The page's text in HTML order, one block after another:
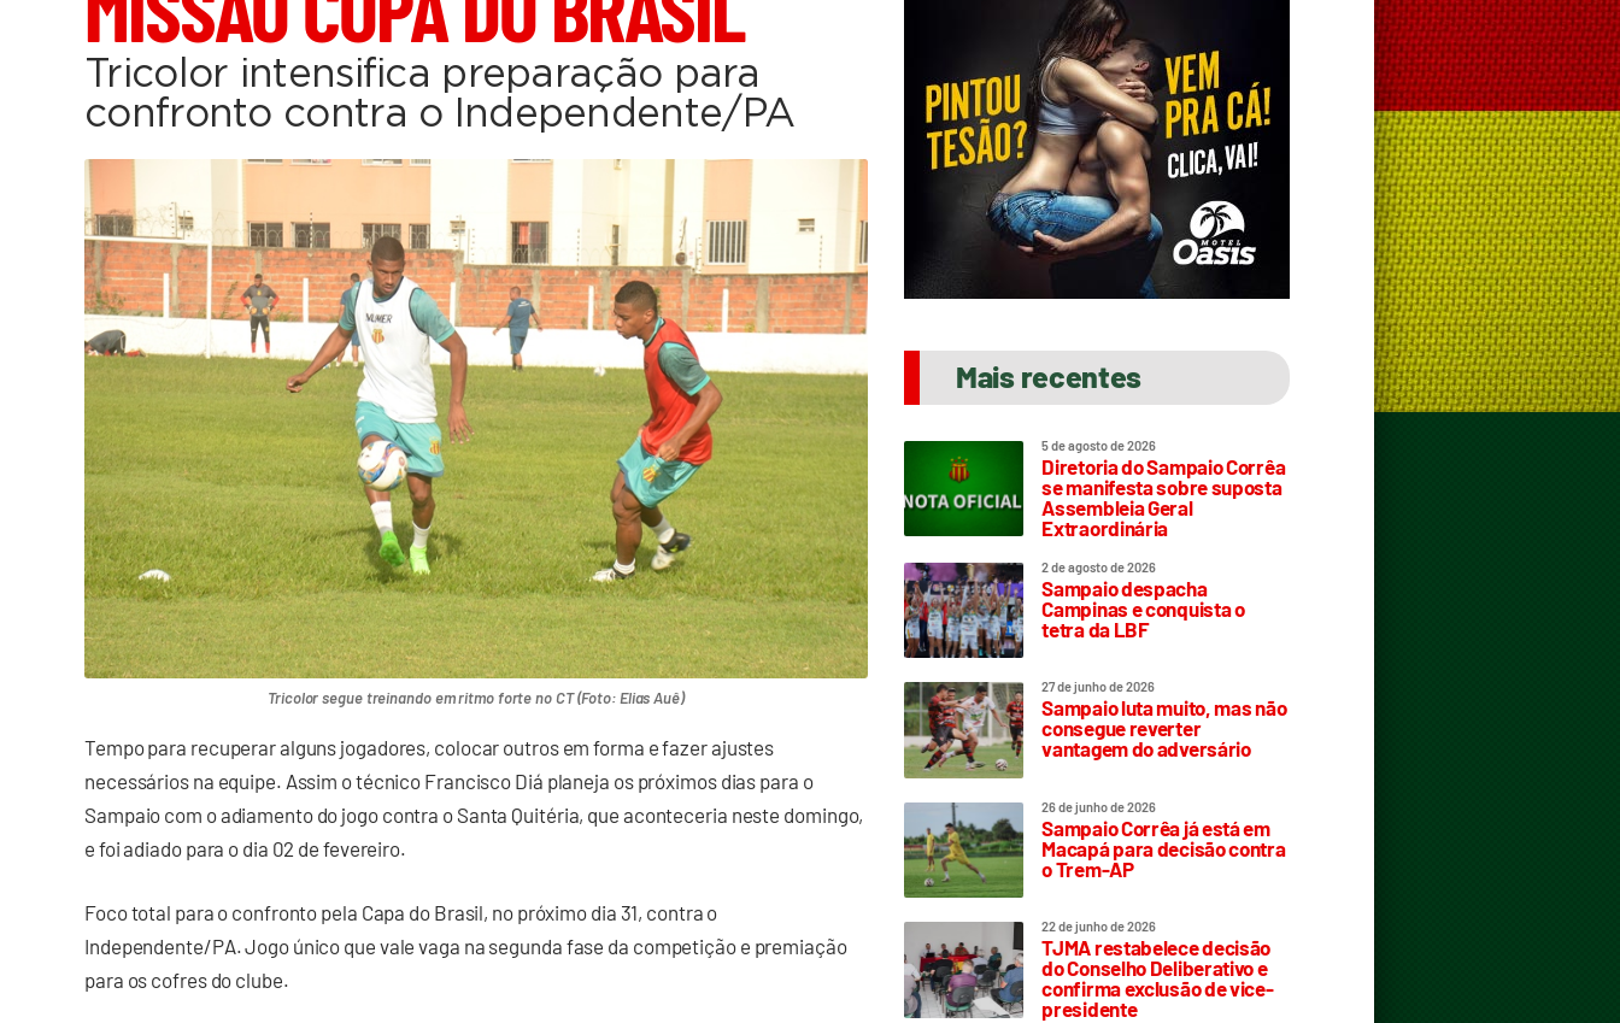
Tricolor intensifica preparação para
confronto contra o Independente/PA
Tricolor segue treinando em ritmo forte no CT (Foto: Elias Auê)
Tempo para recuperar alguns jogadores, colocar outros em forma e fazer ajustes
necessários na equipe. Assim o técnico Francisco Diá planeja os próximos dias para o
Sampaio com o adiamento do jogo contra o Santa Quitéria, que aconteceria neste domingo,
e foi adiado para o dia 02 de fevereiro.
Foco total para o confronto pela Capa do Brasil, no próximo dia 31, contra o
Independente/PA. Jogo único que vale vaga na segunda fase da competição e premiação
para os cofres do clube.
Mais recentes
5 de agosto de 2026
Diretoria do Sampaio Corrêa
se manifesta sobre suposta
Assembleia Geral
Extraordinária
2 de agosto de 2026
Sampaio despacha
Campinas e conquista o
tetra da LBF
27 de junho de 2026
Sampaio luta muito, mas não
consegue reverter
vantagem do adversário
26 de junho de 2026
Sampaio Corrêa já está em
Macapá para decisão contra
o Trem-AP
22 de junho de 2026
TJMA restabelece decisão
do Conselho Deliberativo e
confirma exclusão de vice-
presidente